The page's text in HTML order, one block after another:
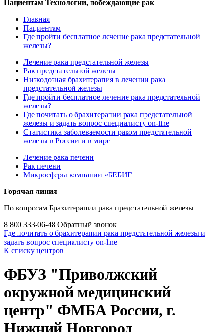
Пациентам Технологии, побеждающие рак
Главная
Пациентам
Где пройти бесплатное лечение рака предстательной
железы?
Лечение рака предстательной железы
Рак предстательной железы
Низкодозная брахитерапия в лечении рака
предстательной железы
Где пройти бесплатное лечение рака предстательной
железы?
Где почитать о брахитерапии рака предстательной
железы и задать вопрос специалисту on-line
Статистика заболеваемости раком предстательной
железы в России и в мире
Лечение рака печени
Рак печени
Микросферы компании «БЕБИГ
Горячая линия
По вопросам Брахитерапии рака предстательной железы
8 800 333-06-48 Обратный звонок
Где почитать о брахитерапии рака предстательной железы и
задать вопрос специалисту on-line
К списку центров
ФБУЗ "Приволжский
окружной медицинский
центр" ФМБА России, г.
Нижний Новгород